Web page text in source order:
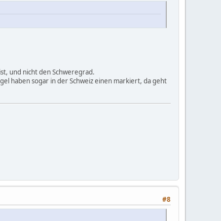
und nicht den Schweregrad.
haben sogar in der Schweiz einen markiert, da geht
#8